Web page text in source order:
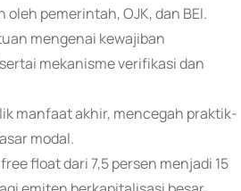
pemerintah, OJK, dan BEI.
mengenai kewajiban
mekanisme verifikasi dan
manfaat akhir, mencegah praktik-
modal.
float dari 7,5 persen menjadi 15